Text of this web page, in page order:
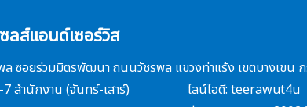
ลส์แอนด์เซอร์วิส
ซอยร่วมมิตรพัฒนา ถนนวัชรพล แขวงท่าแร้ง เขตบางเขน
สำนักงาน (จันทร์-เสาร์)
ไลน์ไอดี: teerawut4u